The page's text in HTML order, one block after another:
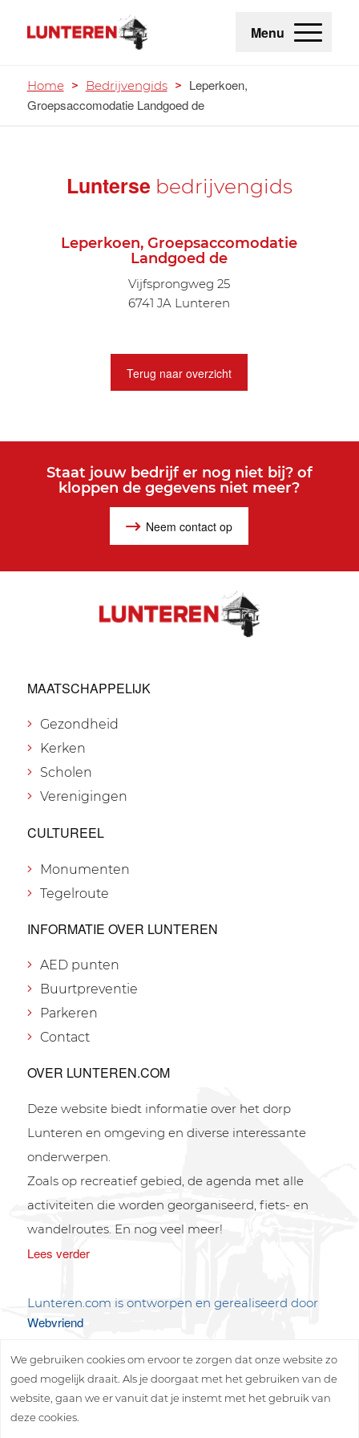
Menu
Home > Bedrijvengids > Leperkoen,
Groepsaccomodatie Landgoed de
Lunterse bedrijvengids
Leperkoen, Groepsaccomodatie
Landgoed de
Vijfsprongweg 25
6741 JA Lunteren
Terug naar overzicht
Staat jouw bedrijf er nog niet bij? of
kloppen de gegevens niet meer?
Neem contact op
MAATSCHAPPELIJK
Gezondheid
Kerken
Scholen
Verenigingen
CULTUREEL
Monumenten
Tegelroute
INFORMATIE OVER LUNTEREN
AED punten
Buurtpreventie
Parkeren
Contact
OVER LUNTEREN.COM
Deze website biedt informatie over het dorp
Lunteren en omgeving en diverse interessante
onderwerpen.
Zoals op recreatief gebied, de agenda met alle
activiteiten die worden georganiseerd, fiets- en
wandelroutes. En nog veel meer!
Lees verder
Lunteren.com is ontworpen en gerealiseerd door
Webvriend
We gebruiken cookies om ervoor te zorgen dat onze website zo
goed mogelijk draait. Als je doorgaat met het gebruiken van de
website, gaan we er vanuit dat je instemt met het gebruik van
deze cookies.